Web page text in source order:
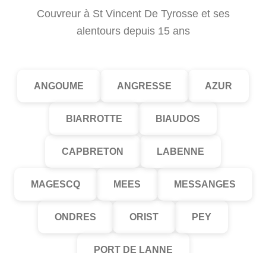
Couvreur à St Vincent De Tyrosse et ses
alentours depuis 15 ans
ANGOUME ANGRESSE AZUR
BIARROTTE BIAUDOS
CAPBRETON LABENNE
MAGESCQ MEES MESSANGES
ONDRES ORIST PEY
PORT DE LANNE